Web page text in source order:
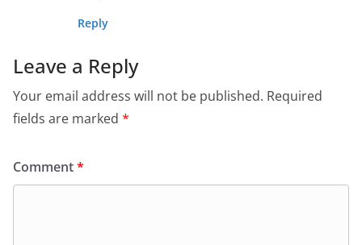
Reply
Leave a Reply
Your email address will not be published. Required
fields are marked *
Comment*